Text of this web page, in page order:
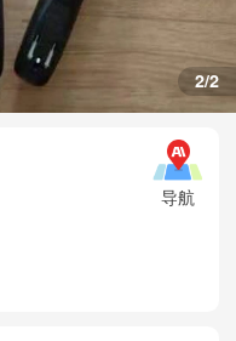
2/2
导航